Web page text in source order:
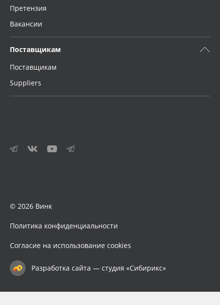
Претензия
Вакансии
Поставщикам
Поставщикам
Suppliers
© 2026 Винк
Политика конфиденциальности
Согласие на использование cookies
Разработка сайта — студия «Сибирикс»